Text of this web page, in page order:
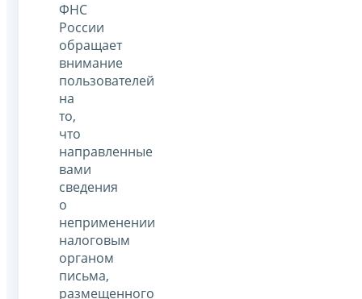
ФНС
России
обращает
внимание
пользователей
на
то,
что
направленные
вами
сведения
о
неприменении
налоговым
органом
письма,
размещенного